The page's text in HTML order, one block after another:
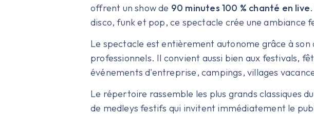
offrent un show de 90 minutes 100 % chanté en live
disco, funk et pop, ce spectacle crée une ambiance
Le spectacle est entièrement autonome grâce à
professionnels. Il convient aussi bien aux festivals,
événements d'entreprise, campings, villages
Le répertoire rassemble les plus grands classiques
de medleys festifs qui invitent immédiatement le